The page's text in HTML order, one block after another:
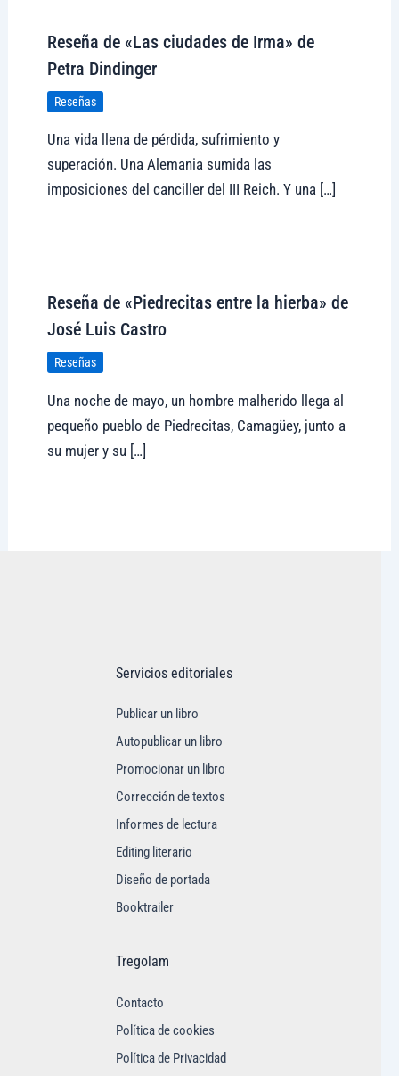
Reseña de «Las ciudades de Irma» de
Petra Dindinger
Reseñas
Una vida llena de pérdida, sufrimiento y
superación. Una Alemania sumida las
imposiciones del canciller del III Reich. Y una […]
Reseña de «Piedrecitas entre la hierba» de
José Luis Castro
Reseñas
Una noche de mayo, un hombre malherido llega al
pequeño pueblo de Piedrecitas, Camagüey, junto a
su mujer y su […]
Servicios editoriales
Publicar un libro
Autopublicar un libro
Promocionar un libro
Corrección de textos
Informes de lectura
Editing literario
Diseño de portada
Booktrailer
Tregolam
Contacto
Política de cookies
Política de Privacidad